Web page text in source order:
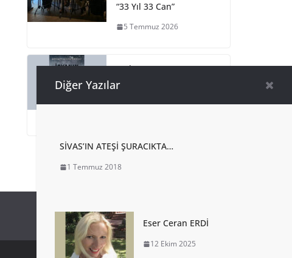
“33 Yıl 33 Can”
5 Temmuz 2026
Mehmet
Gügercinoğlu’ndan
Diğer Yazılar
SİVAS’IN ATEŞİ ŞURACIKTA…
1 Temmuz 2018
Eser Ceran ERDİ
12 Ekim 2025